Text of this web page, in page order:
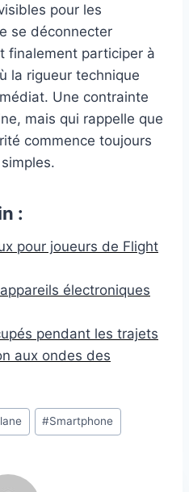
pour les
se déconnecter
finalement participer à
la rigueur technique
Une contrainte
mais qui rappelle que
commence toujours
:
pour joueurs de Flight
électroniques
pendant les trajets
aux ondes des
#Smartphone